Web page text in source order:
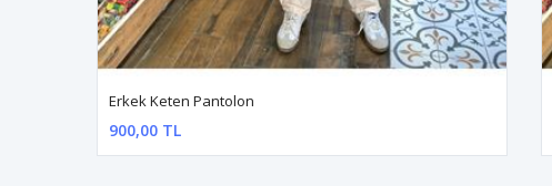
Erkek Keten Pantolon
900,00 TL